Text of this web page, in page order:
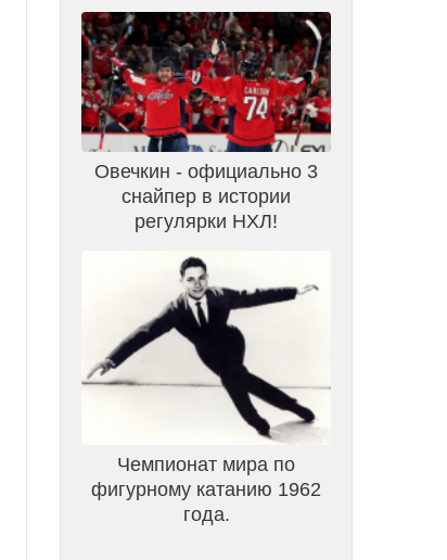
Овечкин - официально 3
снайпер в истории
регулярки НХЛ!
Чемпионат мира по
фигурному катанию 1962
года.